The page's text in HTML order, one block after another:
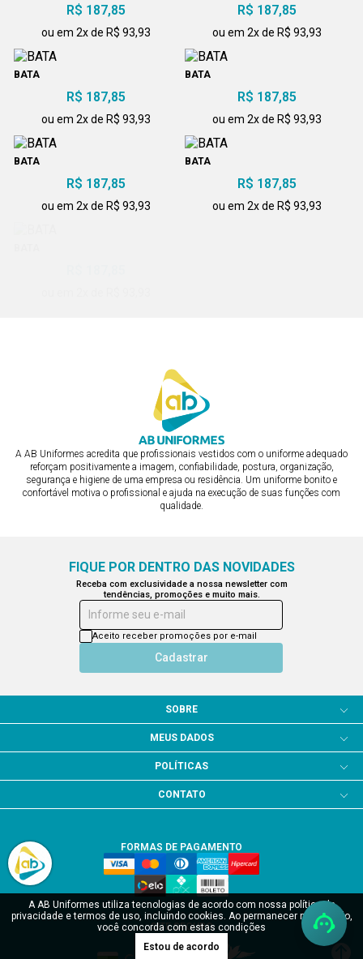
R$ 187,85
ou em 2x de R$ 93,93
R$ 187,85
ou em 2x de R$ 93,93
BATA
R$ 187,85
ou em 2x de R$ 93,93
BATA
R$ 187,85
ou em 2x de R$ 93,93
BATA
R$ 187,85
ou em 2x de R$ 93,93
BATA
R$ 187,85
ou em 2x de R$ 93,93
A AB Uniformes acredita que profissionais vestidos com o uniforme adequado
reforçam positivamente a imagem, confiabilidade, postura, organização,
segurança e higiene de uma empresa ou residência. Um uniforme bonito e
confortável motiva o profissional e ajuda na execução de suas funções com
qualidade.
FIQUE POR DENTRO DAS NOVIDADES
Receba com exclusividade a nossa newsletter com
tendências, promoções e muito mais.
Informe seu e-mail
Cadastrar
Aceito receber promoções por e-mail
SOBRE
MEUS DADOS
POLÍTICAS
CONTATO
SITE SEGURO
FORMAS DE PAGAMENTO
A AB Uniformes utiliza tecnologias de acordo com nossa política de
privacidade e termos de uso, incluindo cookies. Ao permanecer navegando,
você concorda com estas condições
Estou de acordo